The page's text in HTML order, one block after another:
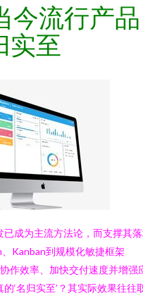
今流行产品
实至
成为主流方法论，而支撑其
Kanban到规模化敏捷框架
作效率、加快交付速度并增强
‘名归实至’？其实际效果往往